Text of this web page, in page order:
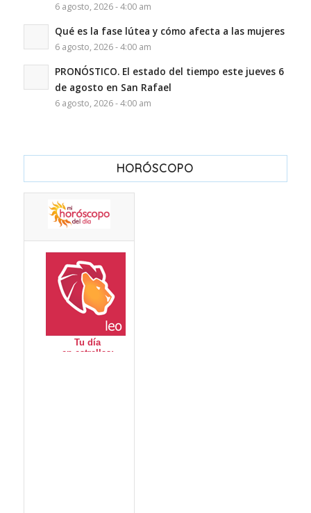
6 agosto, 2026 - 4:00 am
Qué es la fase lútea y cómo afecta a las mujeres
6 agosto, 2026 - 4:00 am
PRONÓSTICO. El estado del tiempo este jueves 6
de agosto en San Rafael
6 agosto, 2026 - 4:00 am
HORÓSCOPO